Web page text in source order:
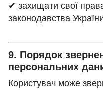
✔ захищати свої
законодавства
9. Порядок
персональних
Користувач може